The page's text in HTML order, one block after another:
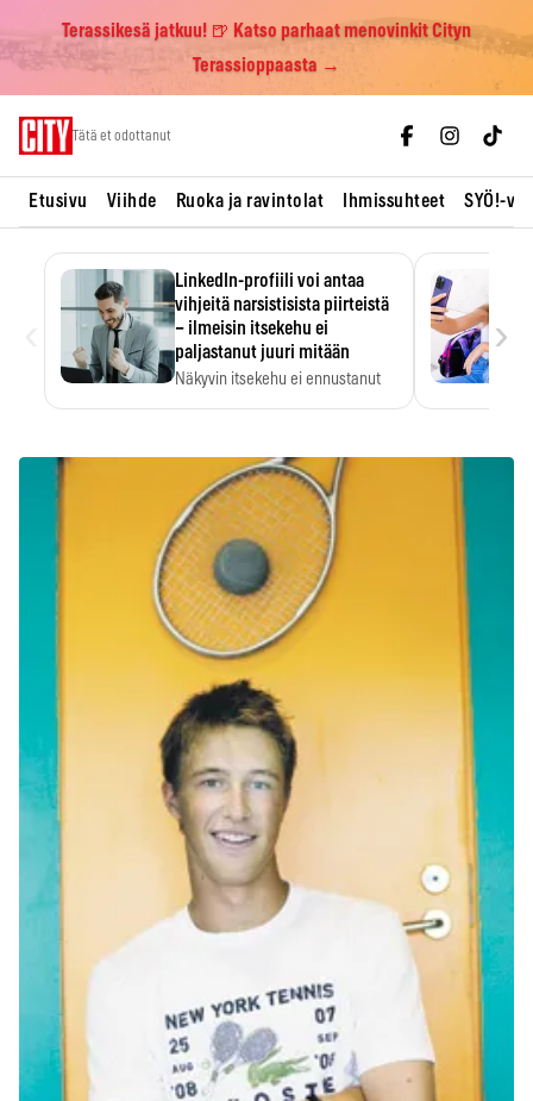
Terassikesä jatkuu! 🍺 Katso parhaat menovinkit Cityn
Terassioppaasta →
Tätä et odottanut
Etusivu Viihde Ruoka ja ravintolat Ihmissuhteet SYÖ!-
LinkedIn-profiili voi antaa
vihjeitä narsistisista piirteistä
– ilmeisin itsekehu ei
paljastanut juuri mitään
Näkyvin itsekehu ei ennustanut
›